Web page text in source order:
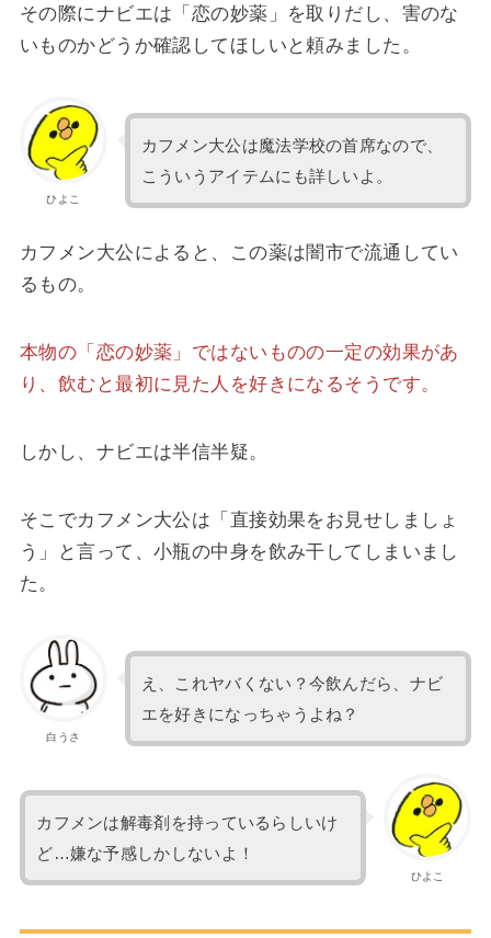
その際にナビエは「恋の妙薬」を取りだし、害のな
いものかどうか確認してほしいと頼みました。
ひよこ
カフメン大公は魔法学校の首席なので、
こういうアイテムにも詳しいよ。
カフメン大公によると、この薬は闇市で流通してい
るもの。
本物の「恋の妙薬」ではないものの一定の効果があ
り、飲むと最初に見た人を好きになるそうです。
しかし、ナビエは半信半疑。
そこでカフメン大公は「直接効果をお見せしましょ
う」と言って、小瓶の中身を飲み干してしまいまし
た。
白うさ
え、これヤバくない？今飲んだら、ナビ
エを好きになっちゃうよね？
ひよこ
カフメンは解毒剤を持っているらしいけ
ど…嫌な予感しかしないよ！